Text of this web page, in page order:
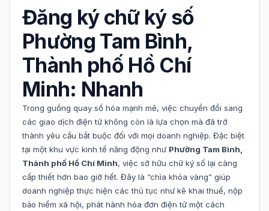
2.4. Bước 4: Bàn Giao, Cài Đặt và Hướng
Dẫn Sử Dụng
3. Dịch Vụ Đăng Ký Chữ Ký Số Nhanh Gọn,
Tận Nơi Tại Phường Tam Bình
Đăng ký chữ ký số
Phường Tam Bình,
Thành phố Hồ Chí
Minh: Nhanh
Trong guồng quay số hóa mạnh mẽ, việc chuyển đổi sang
các giao dịch điện tử không còn là lựa chọn mà đã trở
thành yêu cầu bắt buộc đối với mọi doanh nghiệp. Đặc biệt
tại một khu vực kinh tế năng động như Phường Tam Bình,
Thành phố Hồ Chí Minh, việc sở hữu chữ ký số lại càng
cấp thiết hơn bao giờ hết. Đây là “chìa khóa vàng” giúp
doanh nghiệp thực hiện các thủ tục như kê khai thuế, nộp
bảo hiểm xã hội, phát hành hóa đơn điện tử một cách